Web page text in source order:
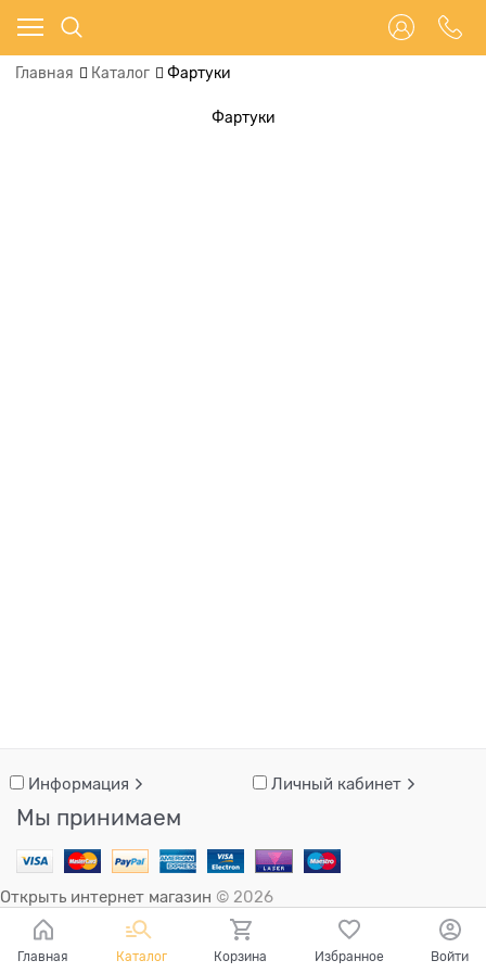
Главная Каталог Фартуки
Фартуки
Информация Личный кабинет
Мы принимаем
Открыть интернет магазин © 2026
Главная Каталог Корзина Избранное Войти